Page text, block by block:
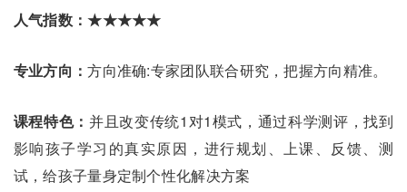
人气指数：★★★★★
专业方向：方向准确:专家团队联合研究，把握方向精准。
课程特色：并且改变传统1对1模式，通过科学测评，找到
影响孩子学习的真实原因，进行规划、上课、反馈、测
试，给孩子量身定制个性化解决方案